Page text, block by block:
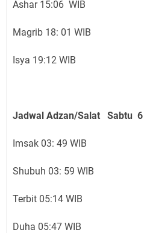
Ashar 15:06 WIB
Magrib 18: 01 WIB
Isya 19:12 WIB
Jadwal Adzan/Salat Sabtu 6
Imsak 03: 49 WIB
Shubuh 03: 59 WIB
Terbit 05:14 WIB
Duha 05:47 WIB